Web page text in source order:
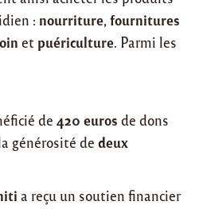
: nourriture,fournitures
et puériculture. Parmi les
de420 euros de dons
générosité dedeux
a reçu un soutien financier